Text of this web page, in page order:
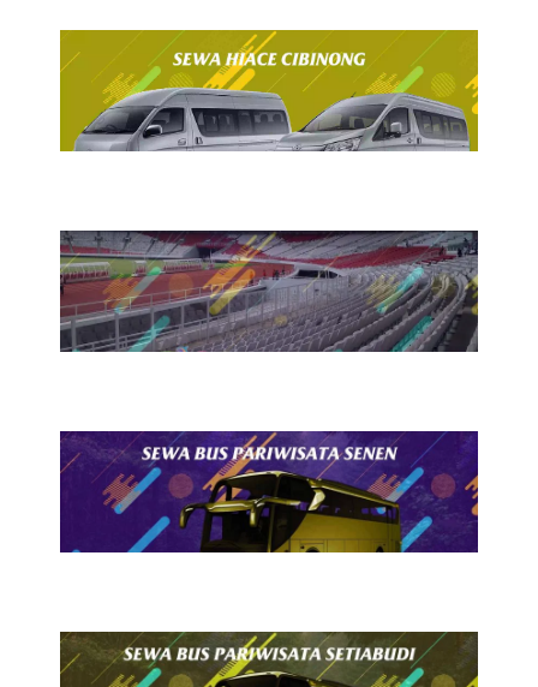
7 Agustus 2026
Sewa Hiace Cibinong
7 Agustus 2026
Sewa Bus Ke GBK
24 Juli 2026
Sewa Bus Pariwisata Senen
24 Juli 2026